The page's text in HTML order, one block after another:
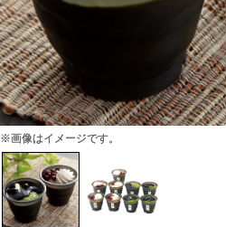
※画像はイメージです。